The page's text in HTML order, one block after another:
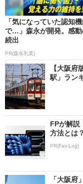
「気になっていた認知
で…」森永が開発。感
続出
PR(森永乳業)
【大阪
駅」ラン
FPが解説
方法とは？
PR(Fav-Log)
「大阪